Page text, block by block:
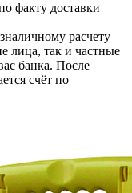
факту доставки
расчету
лица, так и частные
банка. После
счёт по